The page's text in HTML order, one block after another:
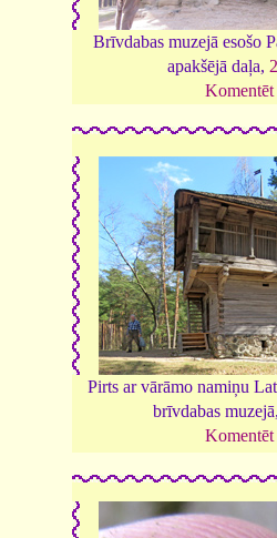
Brīvdabas muzejā esošo
apakšējā daļa,
Komentēt
Pirts ar vārāmo namiņu
brīvdabas muzejā,
Komentēt